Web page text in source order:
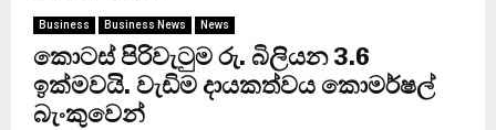
Business Business News News
කොටස් පිරිවැටුම රු. බිලියන 3.6
ඉක්මවයි. වැඩිම දායකත්වය කොමර්ෂල්
බැංකුවෙන්